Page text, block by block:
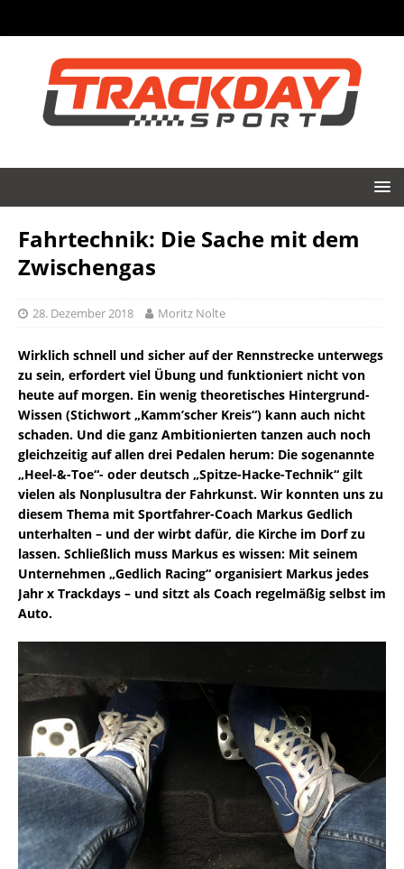
Fahrtechnik: Die Sache mit dem
Zwischengas
28. Dezember 2018 Moritz Nolte
Wirklich schnell und sicher auf der Rennstrecke unterwegs
zu sein, erfordert viel Übung und funktioniert nicht von
heute auf morgen. Ein wenig theoretisches Hintergrund-
Wissen (Stichwort „Kamm’scher Kreis“) kann auch nicht
schaden. Und die ganz Ambitionierten tanzen auch noch
gleichzeitig auf allen drei Pedalen herum: Die sogenannte
„Heel-&-Toe“- oder deutsch „Spitze-Hacke-Technik“ gilt
vielen als Nonplusultra der Fahrkunst. Wir konnten uns zu
diesem Thema mit Sportfahrer-Coach Markus Gedlich
unterhalten – und der wirbt dafür, die Kirche im Dorf zu
lassen. Schließlich muss Markus es wissen: Mit seinem
Unternehmen „Gedlich Racing“ organisiert Markus jedes
Jahr x Trackdays – und sitzt als Coach regelmäßig selbst im
Auto.